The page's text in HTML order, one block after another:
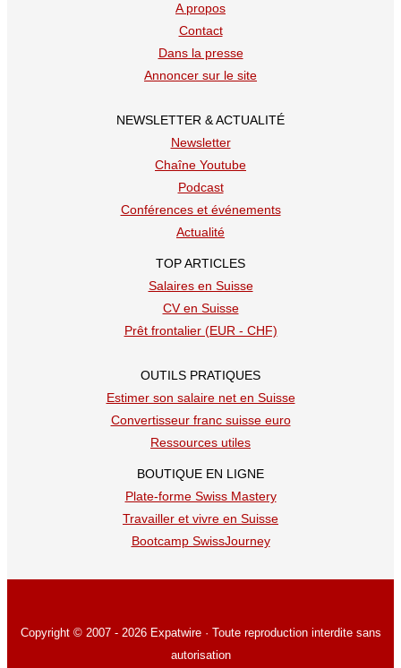
A propos
Contact
Dans la presse
Annoncer sur le site
NEWSLETTER & ACTUALITÉ
Newsletter
Chaîne Youtube
Podcast
Conférences et événements
Actualité
TOP ARTICLES
Salaires en Suisse
CV en Suisse
Prêt frontalier (EUR - CHF)
OUTILS PRATIQUES
Estimer son salaire net en Suisse
Convertisseur franc suisse euro
Ressources utiles
BOUTIQUE EN LIGNE
Plate-forme Swiss Mastery
Travailler et vivre en Suisse
Bootcamp SwissJourney
Copyright © 2007 - 2026 Expatwire · Toute reproduction interdite sans
autorisation